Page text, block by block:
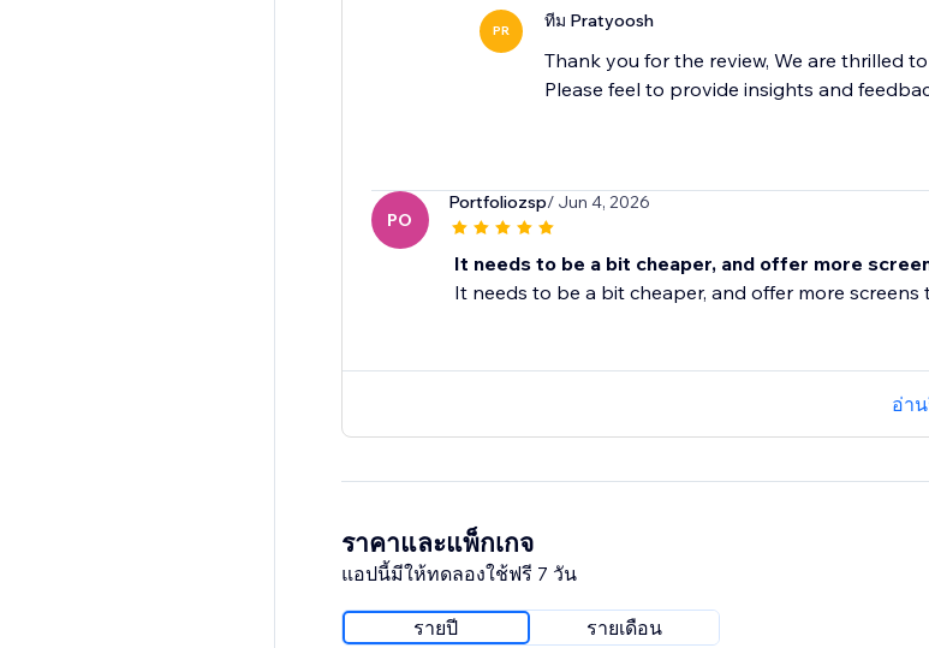
PR ทีม Pratyoosh
Thank you for the review, We are thrilled
Please feel to provide insights and
PO
Portfoliozsp/ Jun 4, 2026
It needs to be a bit cheaper, and offer more
It needs to be a bit cheaper, and offer more screens
อ่า
ราคาและแพ็กเกจ
แอปนี้มีให้ทดลองใช้ฟรี 7 วัน
รายปี รายเดือน